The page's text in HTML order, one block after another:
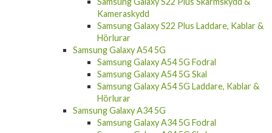
Hörlurar
Samsung Galaxy S22 Plus
Samsung Galaxy S22 Plus Fodral
Samsung Galaxy S22 Plus Skal
Samsung Galaxy S22 Plus Skärmskydd &
Kameraskydd
Samsung Galaxy S22 Plus Laddare, Kablar &
Hörlurar
Samsung Galaxy A54 5G
Samsung Galaxy A54 5G Fodral
Samsung Galaxy A54 5G Skal